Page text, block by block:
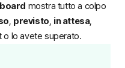
mostra tutto a colpo
, previsto, in attesa,
lo avete superato.